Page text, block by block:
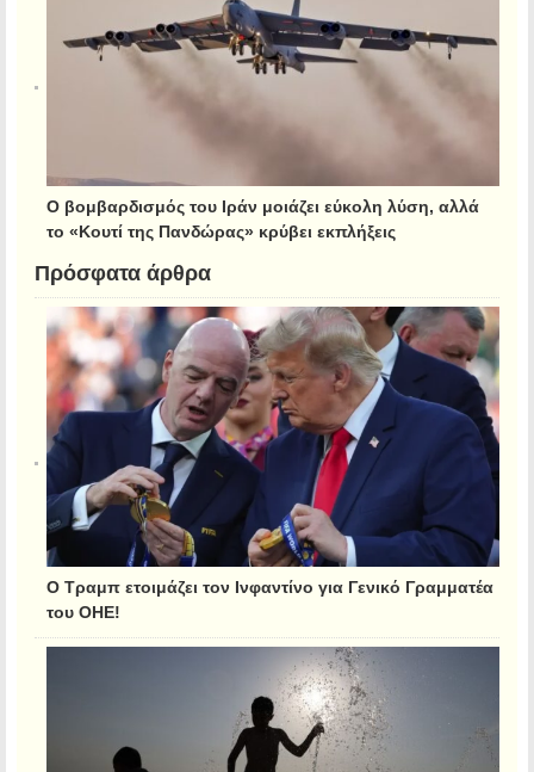
Ο βομβαρδισμός του Ιράν μοιάζει εύκολη λύση, αλλά
το «Κουτί της Πανδώρας» κρύβει εκπλήξεις
Πρόσφατα άρθρα
Ο Τραμπ ετοιμάζει τον Ινφαντίνο για Γενικό Γραμματέα
του ΟΗΕ!